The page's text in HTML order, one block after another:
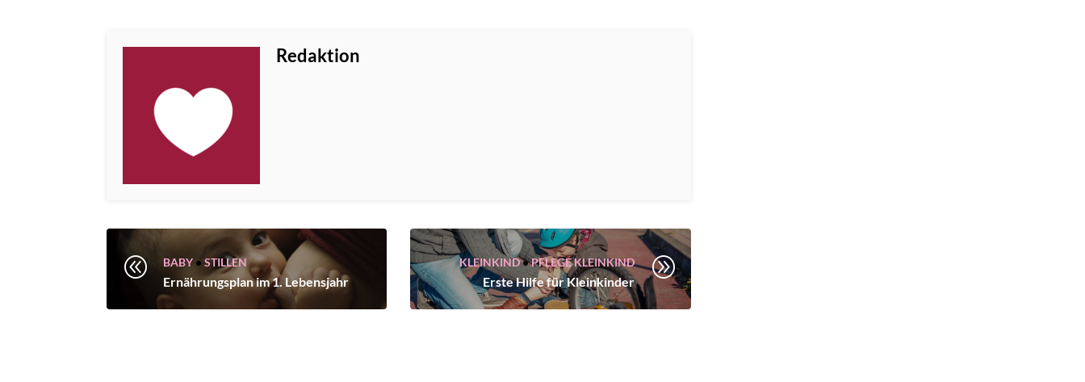
Redaktion
@ BABY • STILLEN
Ernährungsplan im 1. Lebensjahr
KLEINKIND•PFLEGE KLEINKIND
Erste Hilfe für Kleinkinder
A